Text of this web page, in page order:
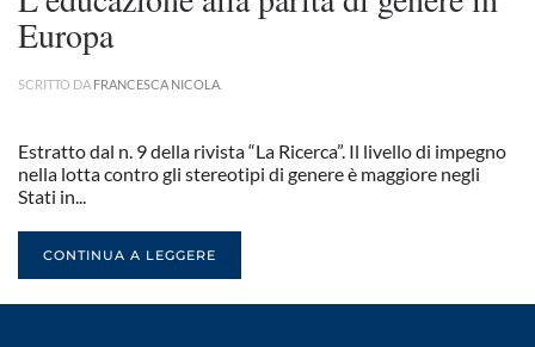
Europa
SCRITTO DA FRANCESCA NICOLA
Estratto dal n. 9 della rivista “La Ricerca”. Il livello di impegno
nella lotta contro gli stereotipi di genere è maggiore negli
Stati in...
CONTINUA A LEGGERE